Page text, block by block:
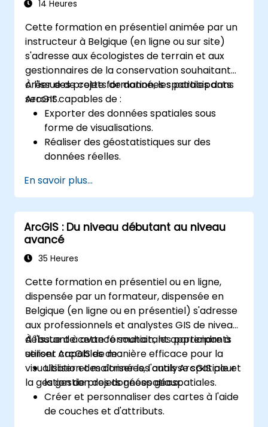
14 Heures
Cette formation en présentiel animée par un
instructeur à Belgique (en ligne ou sur site)
s'adresse aux écologistes de terrain et aux
gestionnaires de la conservation souhaitant
créer des projets de données spatiales dans
ArcGIS.
À l'issue de cette formation, les participants
seront capables de :
Exporter des données spatiales sous
forme de visualisations.
Réaliser des géostatistiques sur des
données réelles.
spatiales, le traitement des données et la
cartographie avec ArcGIS.
Analyser des données spatiales pour des
projets dans ArcGIS.
En savoir plus...
ArcGIS : Du niveau débutant au niveau
avancé
35 Heures
Cette formation en présentiel ou en ligne,
dispensée par un formateur, dispensée en
Belgique (en ligne ou en présentiel) s'adresse
aux professionnels et analystes GIS de niveau
débutant à avancé souhaitant apprendre à
utiliser ArcGIS de manière efficace pour la
visualisation des données, l'analyse spatiale et
la gestion de projets géospatiaux.
À l'issue de cette formation, les participants
seront capables de :
Utiliser et maîtriser les outils ArcGIS pour
la gestion des données géospatiales.
Créer et personnaliser des cartes à l'aide
de couches et d'attributs.